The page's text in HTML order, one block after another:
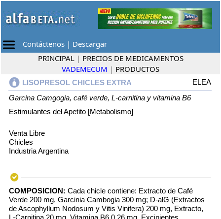
Contáctenos | Descargar
PRINCIPAL | PRECIOS DE MEDICAMENTOS
VADEMECUM | PRODUCTOS
LISOPRESOL CHICLES EXTRA
ELEA
Garcina Camgogia, café verde, L-carnitina y vitamina B6
Estimulantes del Apetito [Metabolismo]
Venta Libre
Chicles
Industria Argentina
COMPOSICION: Cada chicle contiene: Extracto de Café
Verde 200 mg, Garcinia Cambogia 300 mg; D-alG (Extractos
de Ascophyllum Nodosum y Vitis Vinifera) 200 mg, Extracto,
L-Carnitina 20 mg, Vitamina B6 0.26 mg. Excipientes.